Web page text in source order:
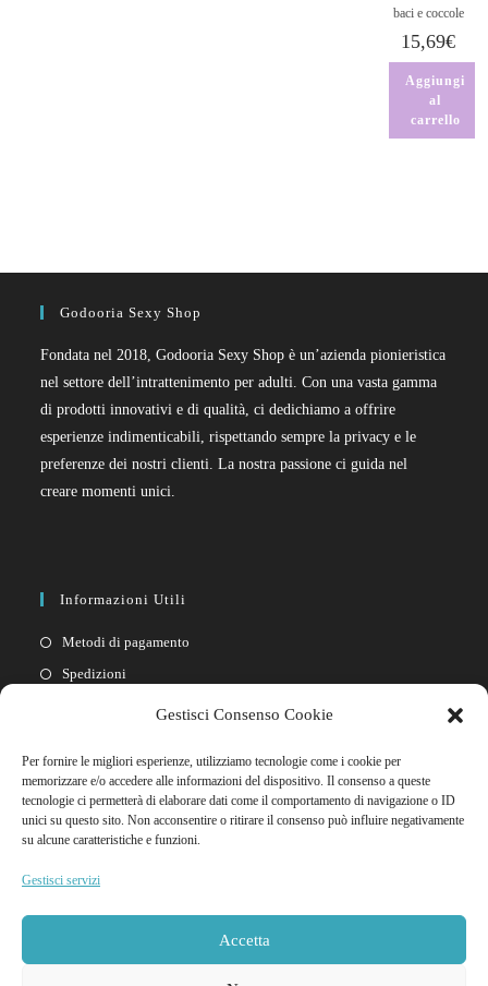
Gestisci Consenso Cookie
Per fornire le migliori esperienze, utilizziamo tecnologie come i cookie per
memorizzare e/o accedere alle informazioni del dispositivo. Il consenso a queste
tecnologie ci permetterà di elaborare dati come il comportamento di navigazione o ID
unici su questo sito. Non acconsentire o ritirare il consenso può influire negativamente
su alcune caratteristiche e funzioni.
Gestisci servizi
Accetta
baci e coccole
15,69€
Aggiungi
al
carrello
Godooria Sexy Shop
Fondata nel 2018, Godooria Sexy Shop è un’azienda pionieristica
nel settore dell’intrattenimento per adulti. Con una vasta gamma
di prodotti innovativi e di qualità, ci dedichiamo a offrire
esperienze indimenticabili, rispettando sempre la privacy e le
preferenze dei nostri clienti. La nostra passione ci guida nel
creare momenti unici.
Informazioni Utili
Metodi di pagamento
Spedizioni
Cookie policy
Link Rapidi